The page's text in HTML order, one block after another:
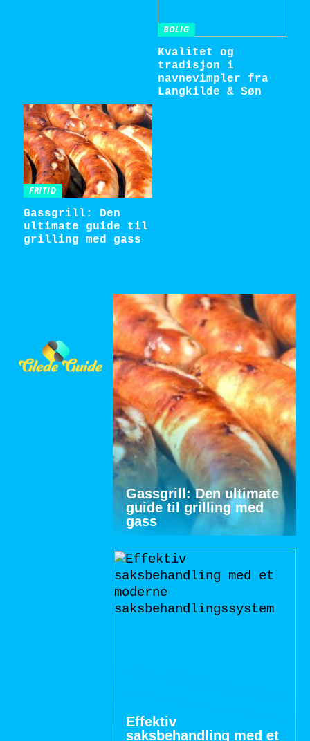
BOLIG
Kvalitet og
tradisjon i
navnevimpler fra
Langkilde & Søn
FRITID
Gassgrill: Den
ultimate guide til
grilling med gass
Gassgrill: Den ultimate
guide til grilling med
gass
Effektiv
saksbehandling med et